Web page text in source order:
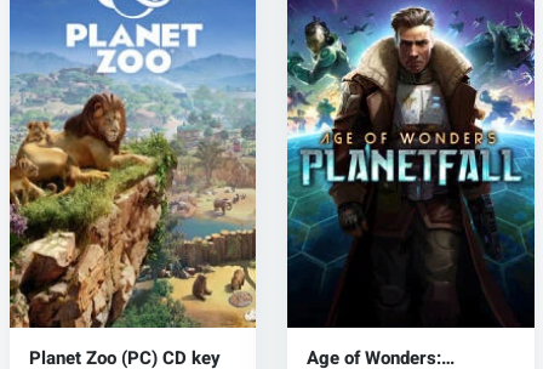
Planet Zoo (PC) CD key
Age of Wonders: